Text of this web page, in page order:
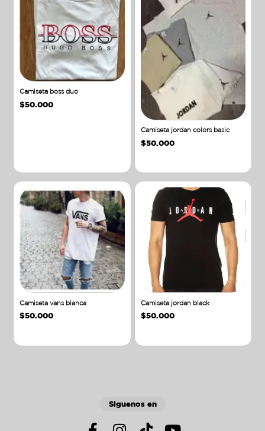
Camiseta boss duo
$50.000
Camiseta jordan colors basic
$50.000
Camiseta vans blanca
$50.000
Camiseta jordan black
$50.000
Siguenos en